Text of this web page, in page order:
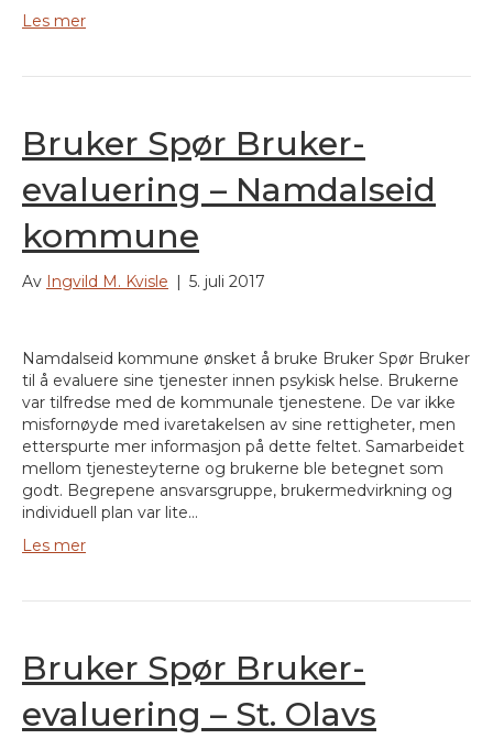
Les mer
Bruker Spør Bruker-
evaluering – Namdalseid
kommune
Av Ingvild M. Kvisle | 5. juli 2017
Namdalseid kommune ønsket å bruke Bruker Spør Bruker
til å evaluere sine tjenester innen psykisk helse. Brukerne
var tilfredse med de kommunale tjenestene. De var ikke
misfornøyde med ivaretakelsen av sine rettigheter, men
etterspurte mer informasjon på dette feltet. Samarbeidet
mellom tjenesteyterne og brukerne ble betegnet som
godt. Begrepene ansvarsgruppe, brukermedvirkning og
individuell plan var lite…
Les mer
Bruker Spør Bruker-
evaluering – St. Olavs